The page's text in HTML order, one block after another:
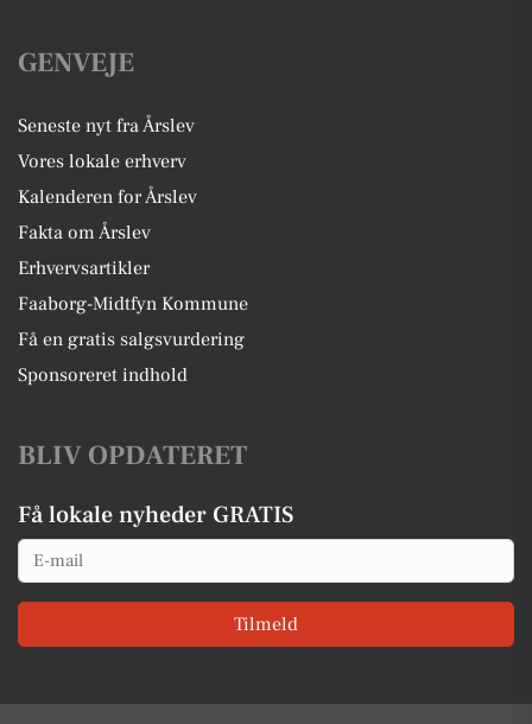
GENVEJE
Seneste nyt fra Årslev
Vores lokale erhverv
Kalenderen for Årslev
Fakta om Årslev
Erhvervsartikler
Faaborg-Midtfyn Kommune
Få en gratis salgsvurdering
Sponsoreret indhold
BLIV OPDATERET
Få lokale nyheder GRATIS
Email
Tilmeld